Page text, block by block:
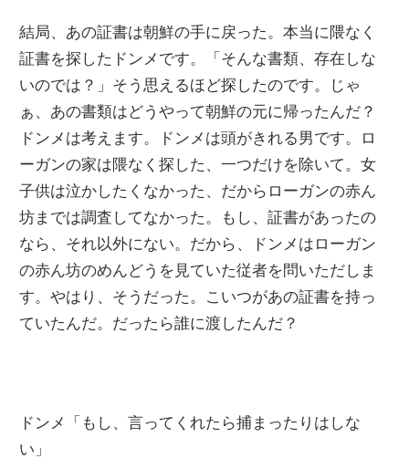
結局、あの証書は朝鮮の手に戻った。本当に隈なく
証書を探したドンメです。「そんな書類、存在しな
いのでは？」そう思えるほど探したのです。じゃ
ぁ、あの書類はどうやって朝鮮の元に帰ったんだ？
ドンメは考えます。ドンメは頭がきれる男です。ロ
ーガンの家は隈なく探した、一つだけを除いて。女
子供は泣かしたくなかった、だからローガンの赤ん
坊までは調査してなかった。もし、証書があったの
なら、それ以外にない。だから、ドンメはローガン
の赤ん坊のめんどうを見ていた従者を問いただしま
す。やはり、そうだった。こいつがあの証書を持っ
ていたんだ。だったら誰に渡したんだ？
ドンメ「もし、言ってくれたら捕まったりはしな
い」